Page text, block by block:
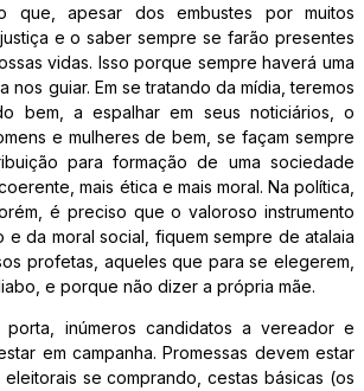
que, apesar dos embustes por muitos
e o saber sempre se farão presentes
vidas. Isso porque sempre haverá uma
nos guiar. Em se tratando da mídia, teremos
bem, a espalhar em seus noticiários, o
e mulheres de bem, se façam sempre
para formação de uma sociedade
mais ética e mais moral. Na política,
é preciso que o valoroso instrumento
da moral social, fiquem sempre de atalaia
profetas, aqueles que para se elegerem,
e porque não dizer a própria mãe.
inúmeros candidatos a vereador e
em campanha. Promessas devem estar
se comprando, cestas básicas (os